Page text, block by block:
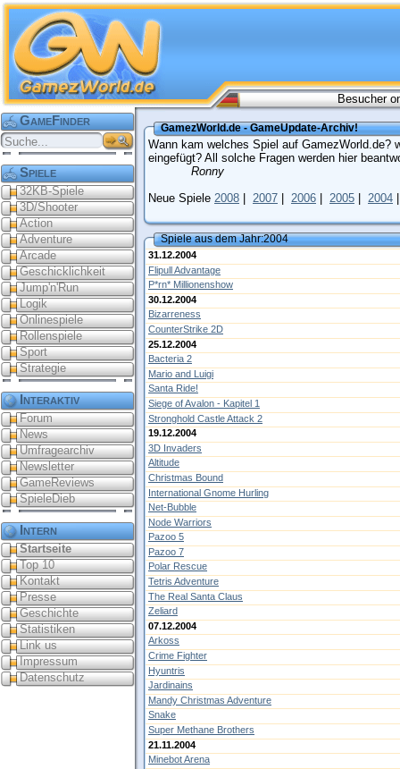
Besucher
GameFinder
Spiele
32KB-Spiele
3D/Shooter
Action
Adventure
Arcade
Geschicklichkeit
Jump'n'Run
Logik
Onlinespiele
Rollenspiele
Sport
Strategie
Interaktiv
Forum
News
Umfragearchiv
Newsletter
GameReviews
SpieleDieb
Intern
Startseite
Top 10
Kontakt
Presse
Geschichte
Statistiken
Link us
Impressum
Datenschutz
GamezWorld.de - GameUpdate-Archiv!
Wann kam welches Spiel auf GamezWorld.de?
eingefügt? All solche Fragen werden hier
Ronny
Neue Spiele 2008 2007 2006 2005 2004
Spiele aus dem Jahr:2004
31.12.2004
Flipull Advantage
P*rn* Millionenshow
30.12.2004
Bizarreness
CounterStrike 2D
25.12.2004
Bacteria 2
Mario and Luigi
Santa Ride!
Siege of Avalon - Kapitel 1
Stronghold Castle Attack 2
19.12.2004
3D Invaders
Altitude
Christmas Bound
International Gnome Hurling
Net-Bubble
Node Warriors
Pazoo 5
Pazoo 7
Polar Rescue
Tetris Adventure
The Real Santa Claus
Zeliard
07.12.2004
Arkoss
Crime Fighter
Hyuntris
Jardinains
Mandy Christmas Adventure
Snake
Super Methane Brothers
21.11.2004
Minebot Arena